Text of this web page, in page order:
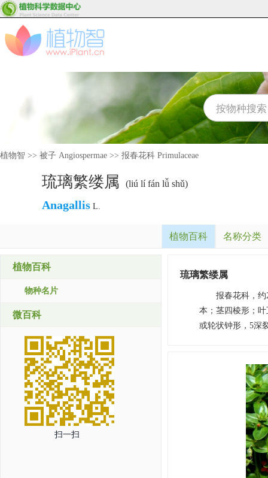
植物智 >> 被子 Angiospermae >> 报春花科 Primulaceae
琉璃繁缕属 (liú lí fán lǚ shǔ)
Anagallis L.
植物百科 名称分类
植物百科
物种名片
微百科
扫一扫
琉璃繁缕属
报春花科，
本；茎四棱形；
或轮状钟形，5深